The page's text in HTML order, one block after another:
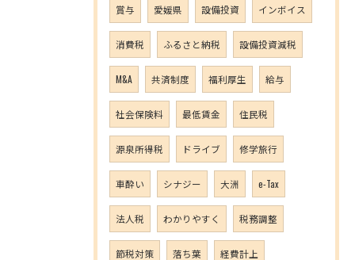
賞与 愛媛県 設備投資 インボイス
消費税 ふるさと納税 設備投資減税
M&A 共済制度 福利厚生 給与
社会保険料 最低賃金 住民税
源泉所得税 ドライブ 修学旅行
車酔い シナジー 大洲 e-Tax
法人税 わかりやすく 税務調整
節税対策 落ち葉 経費計上